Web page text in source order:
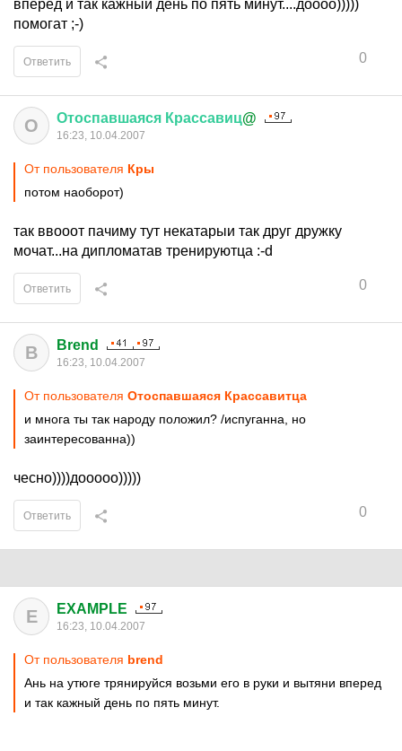
вперед и так кажный день по пять минут....доооо)))))
помогат ;-)
0
Ответить
О Отоспавшаяся Крассавиц@
16:23, 10.04.2007
От пользователя Кры
потом наоборот)
так ввооот пачиму тут некатарыи так друг дружку
мочат...на дипломатав тренируютца :-d
0
Ответить
B Brend
16:23, 10.04.2007
От пользователя Отоспавшаяся Крассавитца
и многа ты так народу положил? /испуганна, но
заинтересованна))
чесно))))дооооо)))))
0
Ответить
E EXAMPLE
16:23, 10.04.2007
От пользователя brend
Ань на утюге трянируйся возьми его в руки и вытяни вперед
и так кажный день по пять минут.